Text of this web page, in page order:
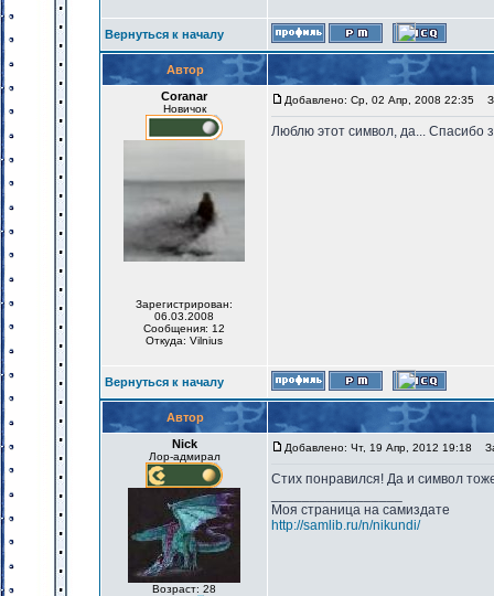
Вернуться к началу
Автор
Coranar
Новичок
Зарегистрирован:
06.03.2008
Сообщения: 12
Откуда: Vilnius
Добавлено: Ср, 02 Апр, 2008 22:35
Люблю этот символ, да... Спасибо
Вернуться к началу
Автор
Nick
Лор-адмирал
Возраст: 28
Добавлено: Чт, 19 Апр, 2012 19:18
Стих понравился! Да и символ
Моя страница на самиздате
http://samlib.ru/n/nikundi/